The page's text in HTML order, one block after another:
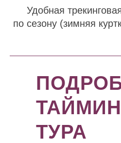
Удобная
по сезону (зимняя
ТУРА